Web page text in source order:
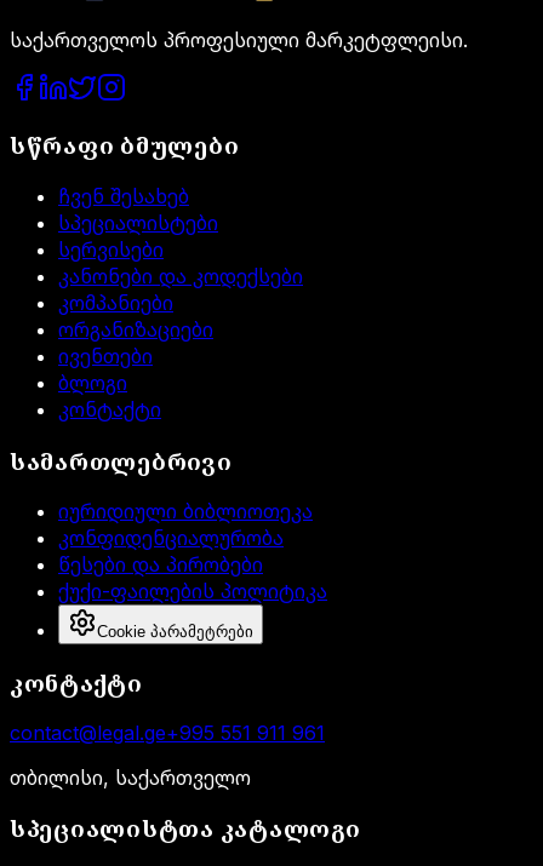
საქართველოს პროფესიული მარკეტფლეისი.
სწრაფი ბმულები
ჩვენ შესახებ
სპეციალისტები
სერვისები
კანონები და კოდექსები
კომპანიები
ორგანიზაციები
ივენთები
ბლოგი
კონტაქტი
სამართლებრივი
იურიდიული ბიბლიოთეკა
კონფიდენციალურობა
წესები და პირობები
ქუქი-ფაილების პოლიტიკა
Cookie პარამეტრები
კონტაქტი
contact@legal.ge+995 551 911 961
თბილისი, საქართველო
სპეციალისტთა კატალოგი